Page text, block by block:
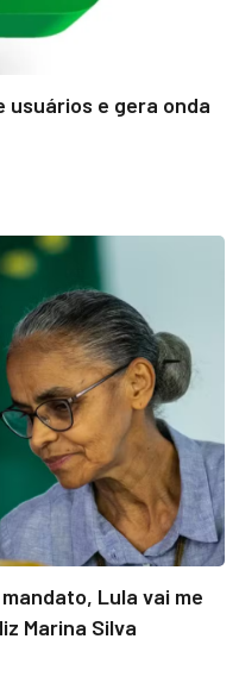
usuários e gera onda
Lula vai me
Marina Silva